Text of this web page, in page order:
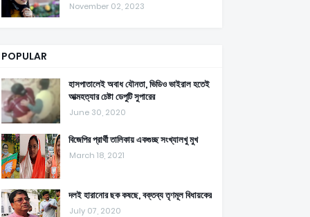
November 02, 2023
POPULAR
হাসপাতালেই অবাধ যৌনতা, ভিডিও ভাইরাল হতেই
আত্মহত্যার চেষ্টা ডেপুটি সুপারের
June 30, 2020
বিজেপির প্রার্থী তালিকায় একগুচ্ছ সংখ্যালখু মুখ
March 18, 2021
দলই হারানোর ছক কষছে, বক্তব্য তৃণমূল বিধায়কের
July 07, 2020